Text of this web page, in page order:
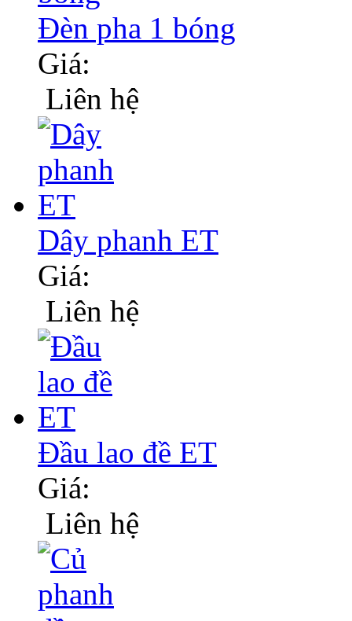
Đèn pha 1 bóng
Giá:
Liên hệ
Dây phanh ET
Giá:
Liên hệ
Đầu lao đề ET
Giá:
Liên hệ